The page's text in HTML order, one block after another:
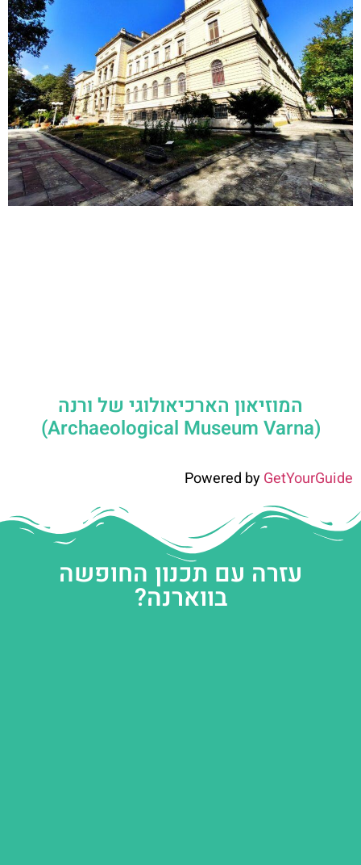
המוזיאון הארכיאולוגי של ורנה
(Archaeological Museum Varna)
Powered byGetYourGuide
עזרה עם תכנון החופשה
בווארנה?